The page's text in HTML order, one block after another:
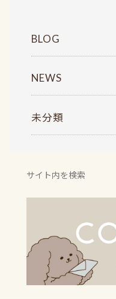
BLOG
NEWS
未分類
検
索: